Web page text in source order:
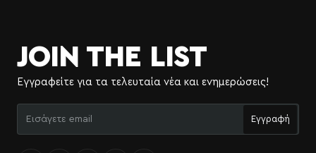
JOIN THE LIST
Εγγραφείτε για τα τελευταία νέα και ενημερώσεις!
email
Εγγραφή